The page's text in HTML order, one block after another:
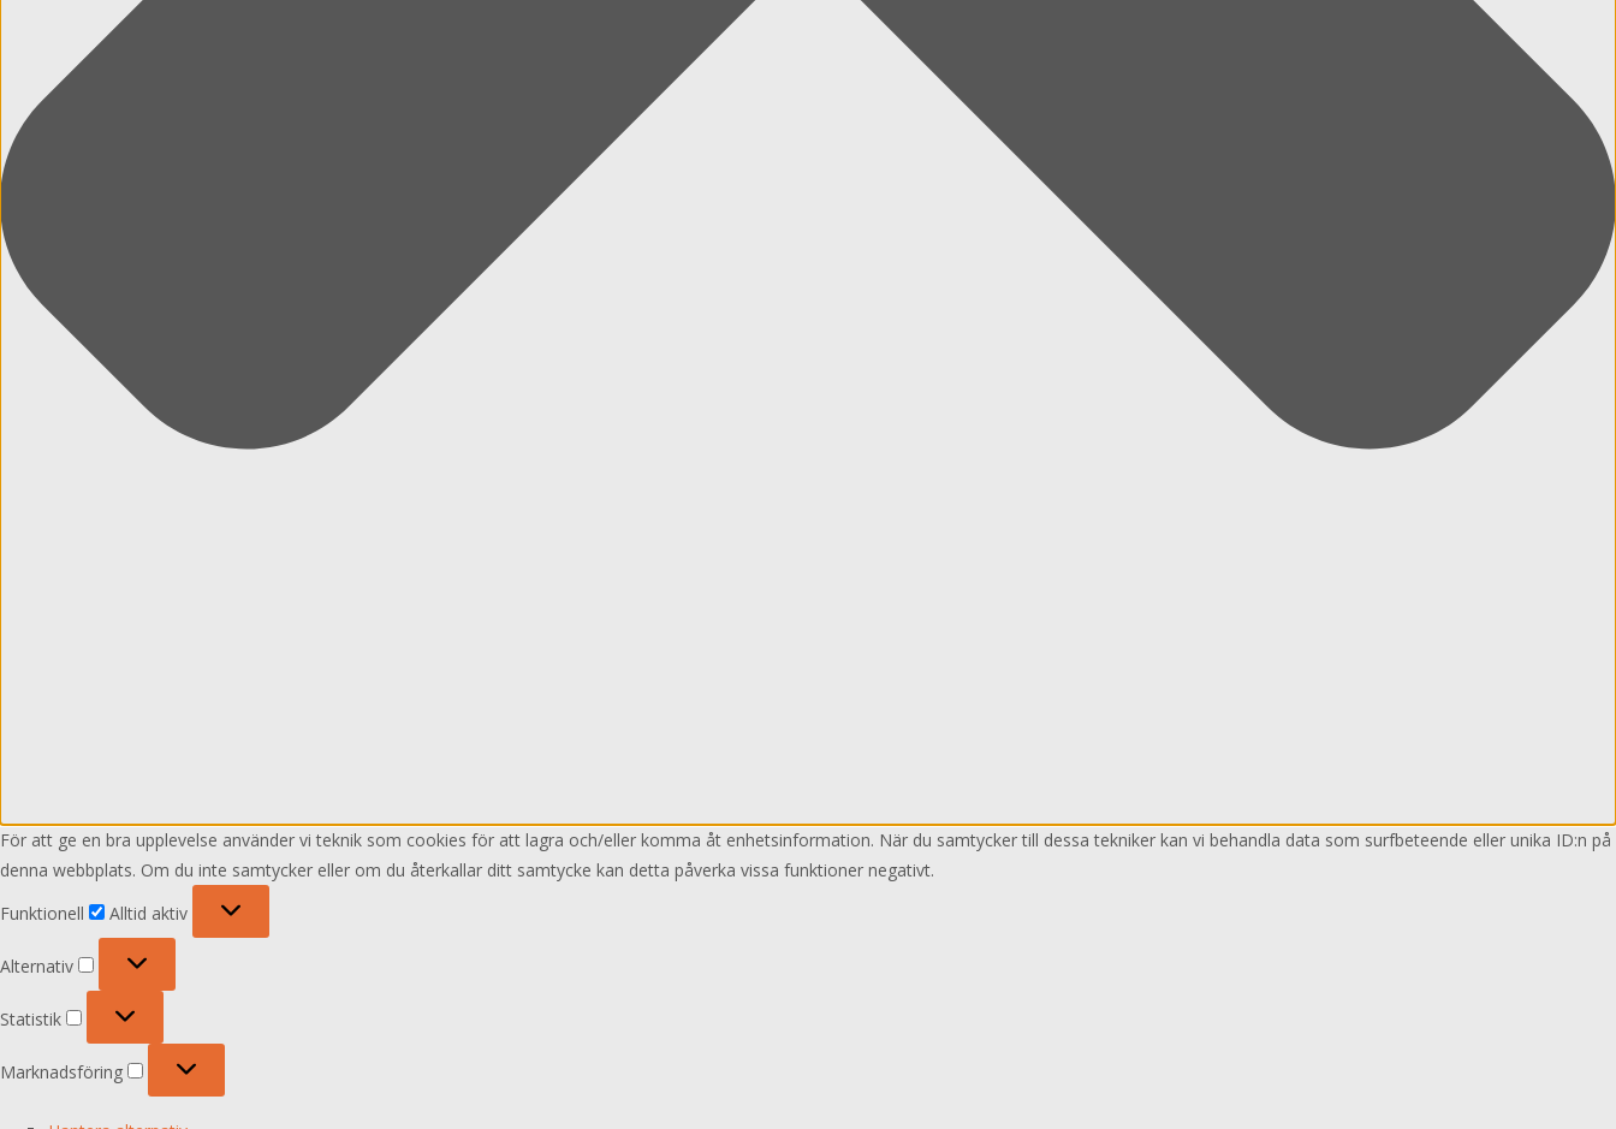
För att ge en bra upplevelse använder vi teknik som cookies för att lagra och/eller komma åt enhetsinformation. När du samtycker till dessa tekniker kan vi behandla data som surfbeteende eller unika ID:n på
denna webbplats. Om du inte samtycker eller om du återkallar ditt samtycke kan detta påverka vissa funktioner negativt.
Funktionell
Alltid aktiv
Alternativ
Alternativ
Statistik
Statistik
Marknadsföring
Marknadsföring